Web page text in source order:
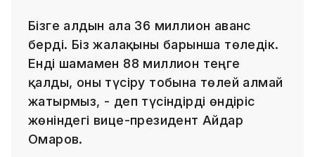
Бізге алдын ала 36 миллион аванс
берді. Біз жалақыны барынша төледік.
Енді шамамен 88 миллион теңге
қалды, оны түсіру тобына төлей алмай
жатырмыз, - деп түсіндірді өндіріс
жөніндегі вице-президент Айдар
Омаров.